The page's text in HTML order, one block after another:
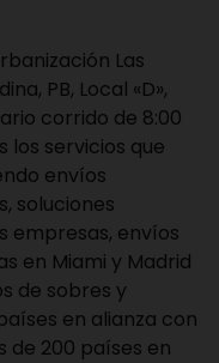
Las
PB, Local «D»,
corrido de 8:00
los servicios que
envíos
soluciones
empresas, envíos
en Miami y Madrid
de sobres y
en alianza con
de 200 países en